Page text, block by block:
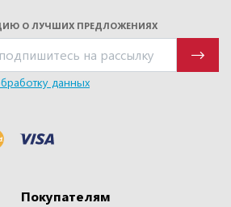
О ЛУЧШИХ ПРЕДЛОЖЕНИЯХ
данных
Покупателям